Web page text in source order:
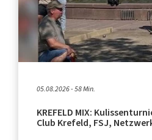
05.08.2026 - 58 Min.
KREFELD MIX:
Club Krefeld, FSJ,